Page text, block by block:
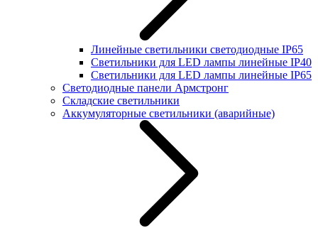
Линейные светильники светодиодные IP65
Светильники для LED лампы линейные IP40
Светильники для LED лампы линейные IP65
Светодиодные панели Армстронг
Складские светильники
Аккумуляторные светильники (аварийные)